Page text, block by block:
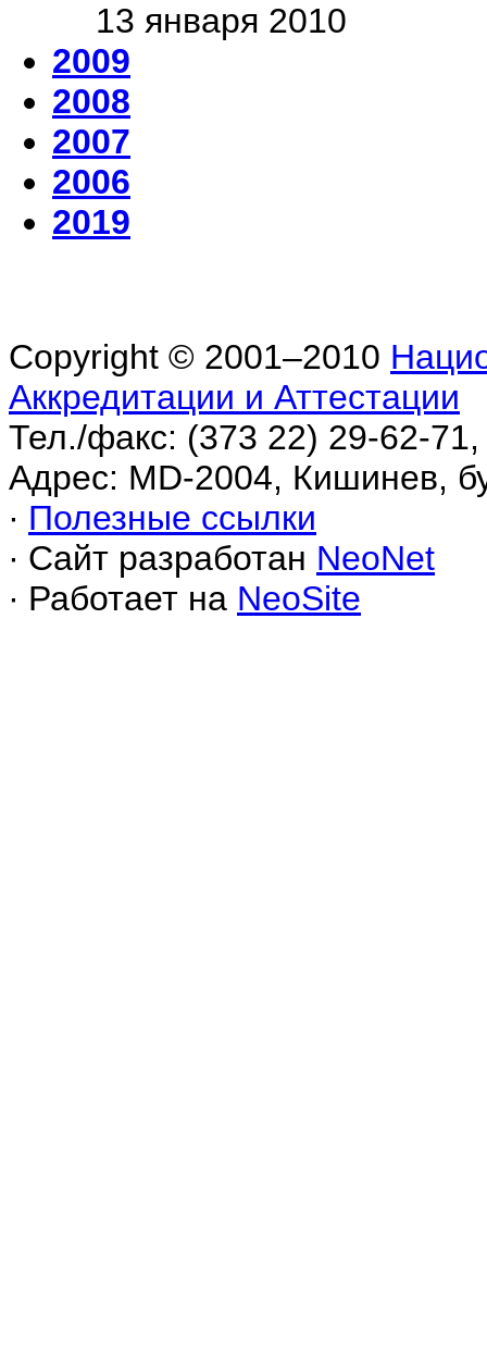
13 января 2010
2009
2008
2007
2006
2019
Copyright © 2001–2010
Аккредитации и Аттестации
Тел./факс: (373 22) 29-62-
Адрес: MD-2004, Кишинев,
∙ Полезные ссылки
∙ Сайт разработан NeoNet
∙ Работает на NeoSite